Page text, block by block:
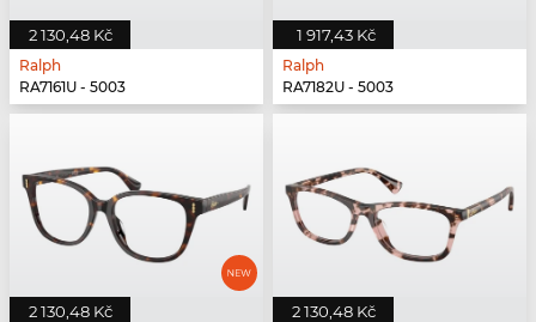
2 130,48 Kč
Ralph
RA7161U - 5003
1 917,43 Kč
Ralph
RA7182U - 5003
2 130,48 Kč 2 130,48 Kč